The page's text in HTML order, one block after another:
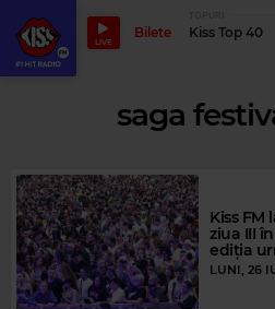
LIVE
Bilete Kiss Top 40
saga
Kiss FM
ziua III
ediția
LUNI, 26